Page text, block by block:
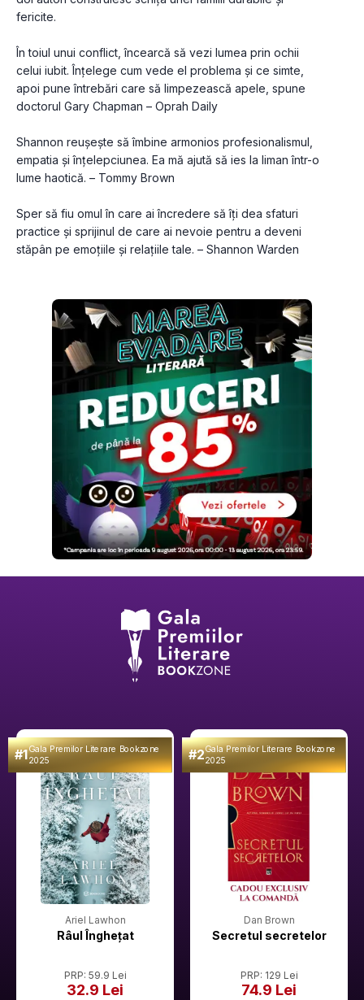
fericite.
În toiul unui conflict, încearcă să vezi lumea prin ochii
celui iubit. Înțelege cum vede el problema și ce simte,
apoi pune întrebări care să limpezească apele, spune
doctorul Gary Chapman – Oprah Daily
Shannon reușește să îmbine armonios profesionalismul,
empatia și înțelepciunea. Ea mă ajută să ies la liman într-o
lume haotică. – Tommy Brown
Sper să fiu omul în care ai încredere să îți dea sfaturi
practice și sprijinul de care ai nevoie pentru a deveni
stăpân pe emoțiile și relațiile tale. – Shannon Warden
#1Gala Premilor Literare Bookzone
2025
Ariel Lawhon
Râul Înghețat
PRP: 59.9 Lei
32.9 Lei
#2Gala Premilor Literare Bookzone
2025
Dan Brown
Secretul secretelor
PRP: 129 Lei
74.9 Lei